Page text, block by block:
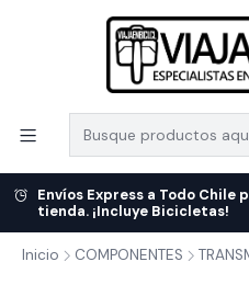
Envíos Express a Todo Chile
tienda. ¡Incluye Bicicletas!
Inicio COMPONENTES